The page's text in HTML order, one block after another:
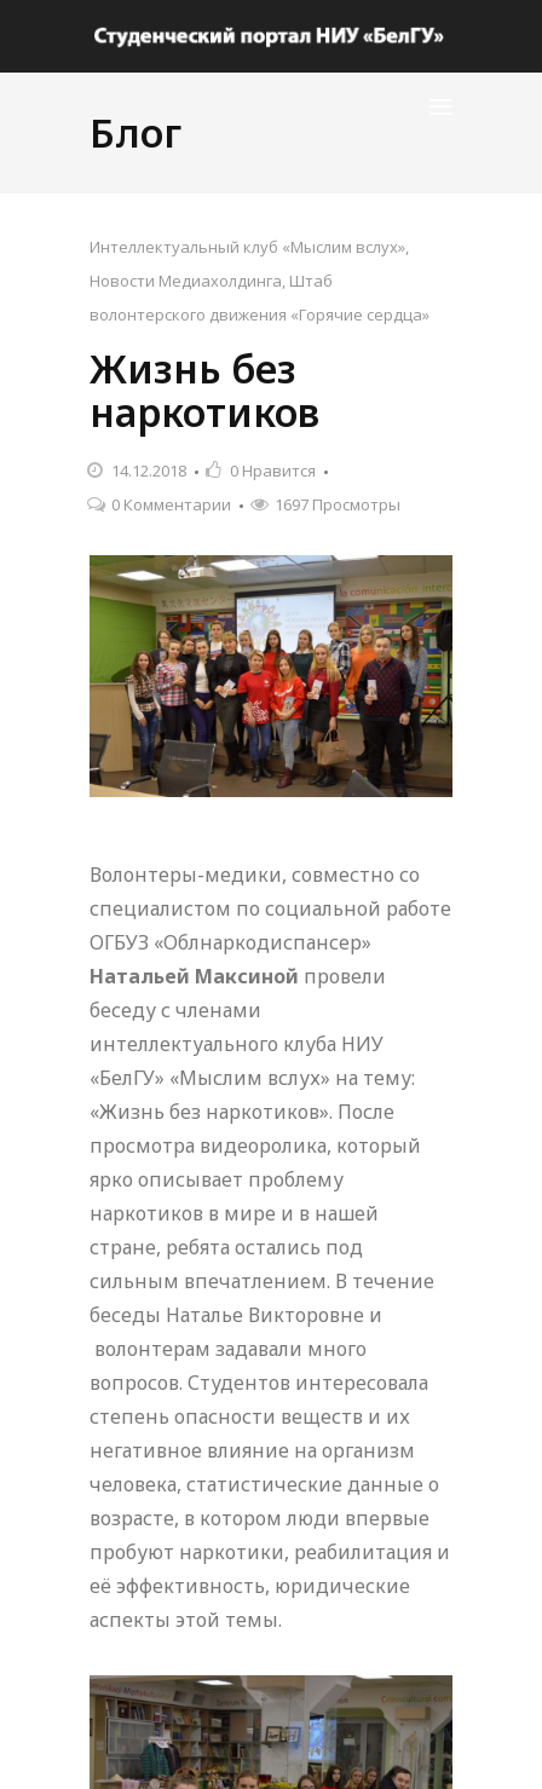
Блог
Интеллектуальный клуб «Мыслим вслух»,
Новости Медиахолдинга, Штаб
волонтерского движения «Горячие сердца»
Жизнь без
наркотиков
14.12.2018 0 Нравится
0 Комментарии
1697 Просмотры
Волонтеры-медики, совместно со
специалистом по социальной работе
ОГБУЗ «Облнаркодиспансер»
Натальей Максиной провели
беседу с членами
интеллектуального клуба НИУ
«БелГУ» «Мыслим вслух» на тему:
«Жизнь без наркотиков». После
просмотра видеоролика, который
ярко описывает проблему
наркотиков в мире и в нашей
стране, ребята остались под
сильным впечатлением. В течение
беседы Наталье Викторовне и
волонтерам задавали много
вопросов. Студентов интересовала
степень опасности веществ и их
негативное влияние на организм
человека, статистические данные о
возрасте, в котором люди впервые
пробуют наркотики, реабилитация и
её эффективность, юридические
аспекты этой темы.